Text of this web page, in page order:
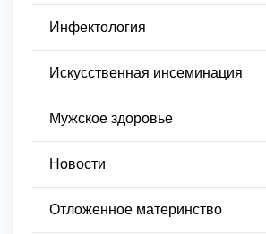
Инфектология
Искусственная инсеминация
Мужское здоровье
Новости
Отложенное материнство